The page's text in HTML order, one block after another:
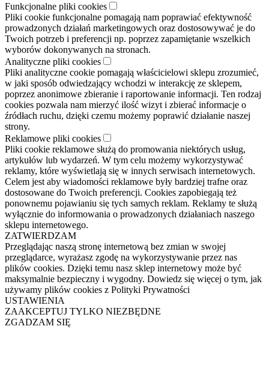
Funkcjonalne pliki cookies
Pliki cookie funkcjonalne pomagają nam poprawiać efektywność
prowadzonych działań marketingowych oraz dostosowywać je do
Twoich potrzeb i preferencji np. poprzez zapamiętanie wszelkich
wyborów dokonywanych na stronach.
Analityczne pliki cookies
Pliki analityczne cookie pomagają właścicielowi sklepu zrozumieć,
w jaki sposób odwiedzający wchodzi w interakcję ze sklepem,
poprzez anonimowe zbieranie i raportowanie informacji. Ten rodzaj
cookies pozwala nam mierzyć ilość wizyt i zbierać informacje o
źródłach ruchu, dzięki czemu możemy poprawić działanie naszej
strony.
Reklamowe pliki cookies
Pliki cookie reklamowe służą do promowania niektórych usług,
artykułów lub wydarzeń. W tym celu możemy wykorzystywać
reklamy, które wyświetlają się w innych serwisach internetowych.
Celem jest aby wiadomości reklamowe były bardziej trafne oraz
dostosowane do Twoich preferencji. Cookies zapobiegają też
ponownemu pojawianiu się tych samych reklam. Reklamy te służą
wyłącznie do informowania o prowadzonych działaniach naszego
sklepu internetowego.
ZATWIERDZAM
Przeglądając naszą stronę internetową bez zmian w swojej
przeglądarce, wyrażasz zgodę na wykorzystywanie przez nas
plików cookies. Dzięki temu nasz sklep internetowy może być
maksymalnie bezpieczny i wygodny. Dowiedz się więcej o tym, jak
używamy plików cookies z Polityki Prywatności
USTAWIENIA
ZAAKCEPTUJ TYLKO NIEZBĘDNE
ZGADZAM SIĘ